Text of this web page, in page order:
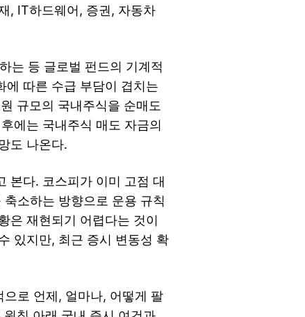
, IT하드웨어, 증권, 자동차
는 등 글로벌 펀드의 기계적
에 따른 수급 부담이 겹치는
규모의 국내주식을 순매도
에는 국내주식 매도 자금의
도 나온다.
본다. 코스피가 이미 고점 대
소하는 방향으로 운용 규칙
은 재현되기 어렵다는 것이
있지만, 최근 증시 변동성 확
로 언제, 얼마나, 어떻게 팔